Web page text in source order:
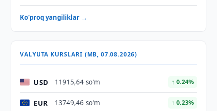
Ko'proq yangiliklar →
VALYUTA KURSLARI (MB, 07.08.2026)
USD 11915,64 so'm ↑ 0.24%
EUR 13749,46 so'm ↑ 0.23%